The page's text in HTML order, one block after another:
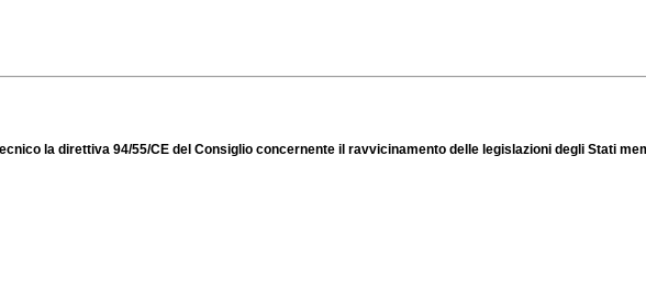
la direttiva 94/55/CE del Consiglio concernente il ravvicinamento delle legislazioni degli Stati